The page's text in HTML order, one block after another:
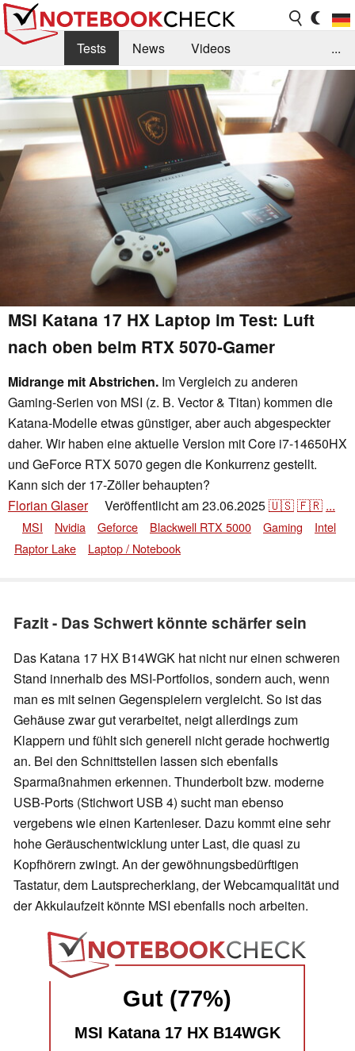
Tests News
Videos
Benchmarks & Tech
Externe Tests
Kaufberatung
Deals Suche
Jobs
Forum
...
MSI Katana 17 HX Laptop im Test: Luft
nach oben beim RTX 5070-Gamer
Midrange mit Abstrichen. Im Vergleich zu anderen
Gaming-Serien von MSI (z. B. Vector & Titan) kommen die
Katana-Modelle etwas günstiger, aber auch abgespeckter
daher. Wir haben eine aktuelle Version mit Core i7-14650HX
und GeForce RTX 5070 gegen die Konkurrenz gestellt.
Kann sich der 17-Zöller behaupten?
Florian Glaser
Veröffentlicht am23.06.2025🇺🇸🇫🇷 ...
MSI Nvidia Geforce Blackwell RTX 5000 Gaming
Intel
Raptor Lake
Laptop / Notebook
Fazit - Das Schwert könnte schärfer sein
Das Katana 17 HX B14WGK hat nicht nur einen schweren
Stand innerhalb des MSI-Portfolios, sondern auch, wenn
man es mit seinen Gegenspielern vergleicht. So ist das
Gehäuse zwar gut verarbeitet, neigt allerdings zum
Klappern und fühlt sich generell nicht gerade hochwertig
an. Bei den Schnittstellen lassen sich ebenfalls
Sparmaßnahmen erkennen. Thunderbolt bzw. moderne
USB-Ports (Stichwort USB 4) sucht man ebenso
vergebens wie einen Kartenleser. Dazu kommt eine sehr
hohe Geräuschentwicklung unter Last, die quasi zu
Kopfhörern zwingt. An der gewöhnungsbedürftigen
Tastatur, dem Lautsprecherklang, der Webcamqualität und
der Akkulaufzeit könnte MSI ebenfalls noch arbeiten.
Gut (77%)
MSI Katana 17 HX B14WGK